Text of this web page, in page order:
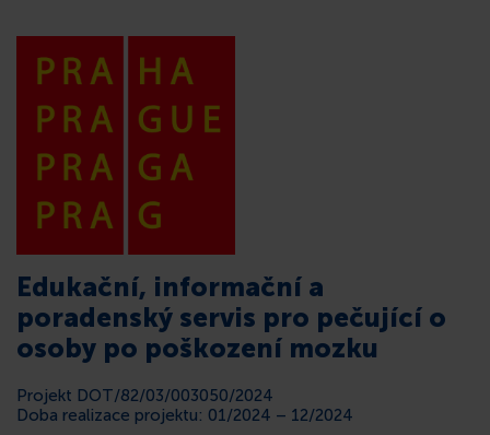
VEŘEJNOST
ČLENSTVÍ
CEREBRUM V MÉDIÍCH
Edukační, informační a
poradenský servis pro pečující o
osoby po poškození mozku
Projekt DOT/82/03/003050/2024
Doba realizace projektu: 01/2024 – 12/2024